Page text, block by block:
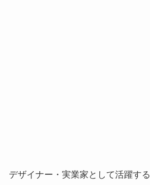
デザイナー・実業家として活躍する